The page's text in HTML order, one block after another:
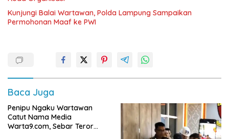
Kunjungi Balai Wartawan, Polda Lampung Sampaikan
Permohonan Maaf ke PWI
Baca Juga
Penipu Ngaku Wartawan
Catut Nama Media
Warta9.com, Sebar Teror